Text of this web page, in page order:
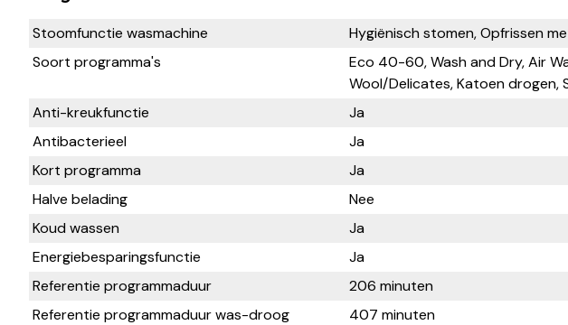
Stoomfunctie wasmachine
Hygiënisch stomen, Opfrissen
Soort programma's
Eco 40-60, Wash and Dry, Air
Wool/Delicates, Katoen drogen,
Anti-kreukfunctie
Ja
Antibacterieel
Ja
Kort programma
Ja
Halve belading
Nee
Koud wassen
Ja
Energiebesparingsfunctie
Ja
Referentie programmaduur
206 minuten
Referentie programmaduur was-droog
407 minuten